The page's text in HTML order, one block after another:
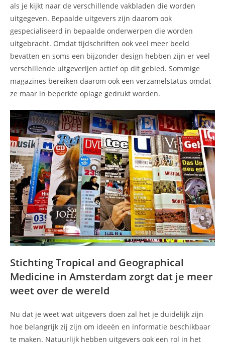
als je kijkt naar de verschillende vakbladen die worden
uitgegeven. Bepaalde uitgevers zijn daarom ook
gespecialiseerd in bepaalde onderwerpen die worden
uitgebracht. Omdat tijdschriften ook veel meer beeld
bevatten en soms een bijzonder design hebben zijn er veel
verschillende uitgeverijen actief op dit gebied. Sommige
magazines bereiken daarom ook een verzamelstatus omdat
ze maar in beperkte oplage gedrukt worden.
Stichting Tropical and Geographical
Medicine in Amsterdam zorgt dat je meer
weet over de wereld
Nu dat je weet wat uitgevers doen zal het je duidelijk zijn
hoe belangrijk zij zijn om ideeën en informatie beschikbaar
te maken. Natuurlijk hebben uitgevers ook een rol in het